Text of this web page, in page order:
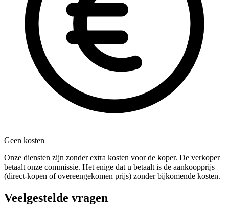
Geen kosten
Onze diensten zijn zonder extra kosten voor de koper. De verkoper
betaalt onze commissie. Het enige dat u betaalt is de aankoopprijs
(direct-kopen of overeengekomen prijs) zonder bijkomende kosten.
Veelgestelde vragen